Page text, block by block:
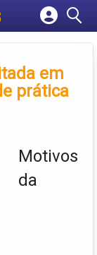
em
prática
Motivos
da